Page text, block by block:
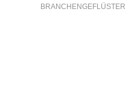
BRANCHENGEFLÜSTER